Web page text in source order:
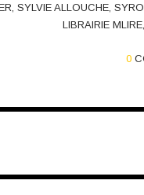
SYLVIE ALLOUCHE,
LIBRAIRIE MLIRE,
0